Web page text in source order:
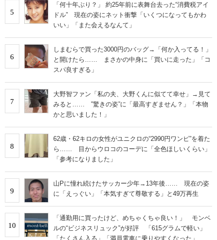
5
「何十年ぶり？」 約25年前に表舞台去った“消費税アイ
ドル” 現在の姿にネット衝撃「いくつになってもかわ
いい」「また会えるなんて」
6
しまむらで買った3000円のバッグ→「何か入ってる！」
と開けたら…… まさかの中身に「買いに走った」「コ
スパ良すぎる」
7
大野智ファン「私の夫、大野くんに似てて幸せ」→見て
みると…… ‟驚きの姿”に「最高すぎません？」「本物
かと思いました！」
8
62歳・62キロの女性がユニクロの“2990円ワンピ”を着た
ら…… 目からウロコのコーデに「全色ほしいくらい」
「参考になりました」
9
山Pに憧れ続けたサッカー少年→13年後…… 現在の姿
に「えっぐい」「本気すぎて尊敬する」と49万再生
10
「通勤用に買ったけど、めちゃくちゃ良い！」 モンベ
ルの“ビジネスリュック”が好評 「615グラムで軽い」
「たくさん入る」「満員電車に乗りやすくなった」